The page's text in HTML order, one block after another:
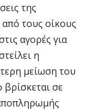
της
τους οίκους
αγορές για
η
μείωση του
σε